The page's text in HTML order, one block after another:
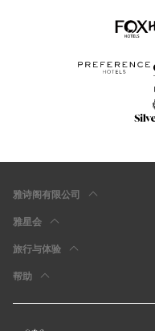
雅诗阁有限公司
雅星会
旅行与体验
帮助